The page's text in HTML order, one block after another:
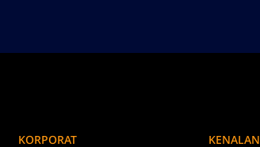
KORPORAT KENALAN